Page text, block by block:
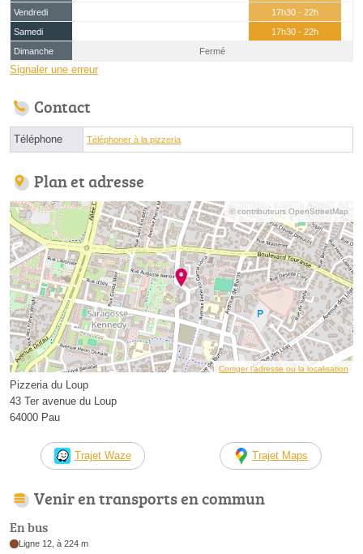
Vendredi
17h30 - 22h
Samedi
17h30 - 22h
Dimanche
Fermé
Signaler une erreur
Contact
Téléphone Téléphoner à la pizzeria
Plan et adresse
© contributeurs OpenStreetMap
Corriger l’adresse ou la localisation
Pizzeria du Loup
43 Ter avenue du Loup
64000 Pau
Trajet Waze Trajet Maps
Venir en transports en commun
En bus
Ligne 12, à 224 m